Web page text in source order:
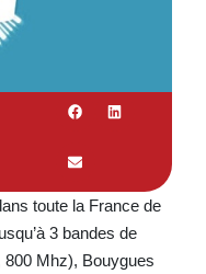
toute la France de
3 bandes de
Mhz), Bouygues